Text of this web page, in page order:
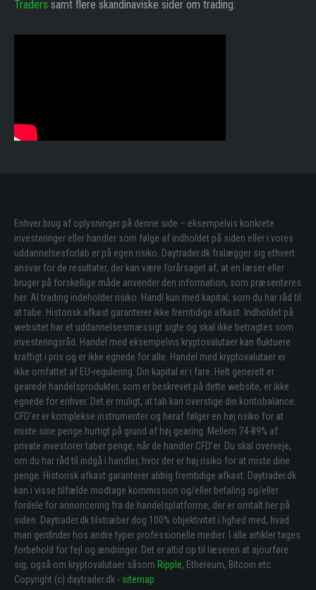
Traders samt flere skandinaviske sider om trading.
Enhver brug af oplysninger på denne side – eksempelvis konkrete
investeringer eller handler som følge af indholdet på siden eller i vores
uddannelsesforløb er på egen risiko. Daytrader.dk fralægger sig ethvert
ansvar for de resultater, der kan være forårsaget af, at en læser eller
bruger på forskellige måde anvender den information, som præsenteres
her. Al trading indeholder risiko. Handl kun med kapital, som du har råd til
at tabe. Historisk afkast garanterer ikke fremtidige afkast. Indholdet på
websitet har et uddannelsesmæssigt sigte og skal ikke betragtes som
investeringsråd. Handel med eksempelvis kryptovalutaer kan fluktuere
kraftigt i pris og er ikke egnede for alle. Handel med kryptovalutaer er
ikke omfattet af EU-regulering. Din kapital er i fare. Helt generelt er
gearede handelsprodukter, som er beskrevet på dette website, er ikke
egnede for enhver. Det er muligt, at tab kan overstige din kontobalance.
CFD’er er komplekse instrumenter og heraf følger en høj risiko for at
miste sine penge hurtigt på grund af høj gearing. Mellem 74-89% af
private investorer taber penge, når de handler CFD’er. Du skal overveje,
om du har råd til indgå i handler, hvor der er høj risiko for at miste dine
penge. Historisk afkast garanterer aldrig fremtidige afkast. Daytrader.dk
kan i visse tilfælde modtage kommission og/eller betaling og/eller
fordele for annoncering fra de handelsplatforme, der er omtalt her på
siden. Daytrader.dk tilstræber dog 100% objektivitet i lighed med, hvad
man genfinder hos andre typer professionelle medier. I alle artikler tages
forbehold for fejl og ændringer. Det er altid op til læseren at ajourføre
sig, også om kryptovalutaer såsom Ripple, Ethereum, Bitcoin etc.
Copyright (c) daytrader.dk - sitemap